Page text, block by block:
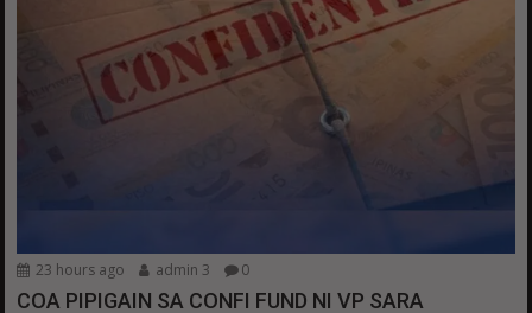
23 hours ago admin 3 0
COA PIPIGAIN SA CONFI FUND NI VP SARA